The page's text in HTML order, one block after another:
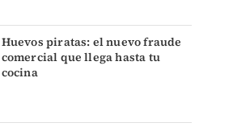
Huevos piratas: el nuevo fraude
comercial que llega hasta tu
cocina